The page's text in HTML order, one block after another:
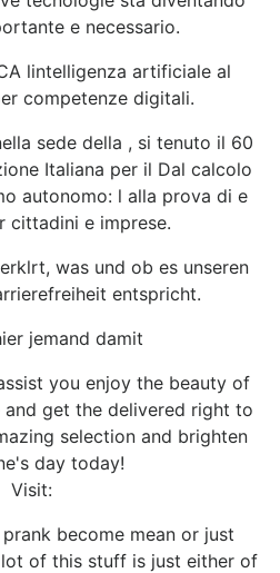
e necessario.
lintelligenza artificiale al
competenze digitali.
sede della , si tenuto il 60
Italiana per il Dal calcolo
autonomo: l alla prova di e
cittadini e imprese.
was und ob es unseren
entspricht.
jemand damit
you enjoy the beauty of
and get the delivered right to
selection and brighten
day today!
Visit:
become mean or just
of this stuff is just either of